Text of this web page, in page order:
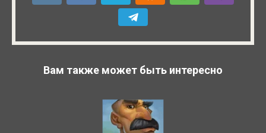
Вам также может быть интересно